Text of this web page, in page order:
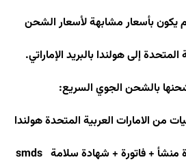
بأسعار مشابهة لأسعار الشحن
إلى هولندا بالبريد الإماراتي.
بالشحن الجوي السريع:
من الامارات العربية المتحدة هولندا
منشأ + فاتورة + شهادة سلامة